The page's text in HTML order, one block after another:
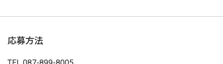
応募方法